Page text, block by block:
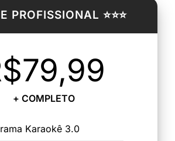
PROFISSIONAL ⭐⭐⭐
+ COMPLETO
Karaokê 3.0